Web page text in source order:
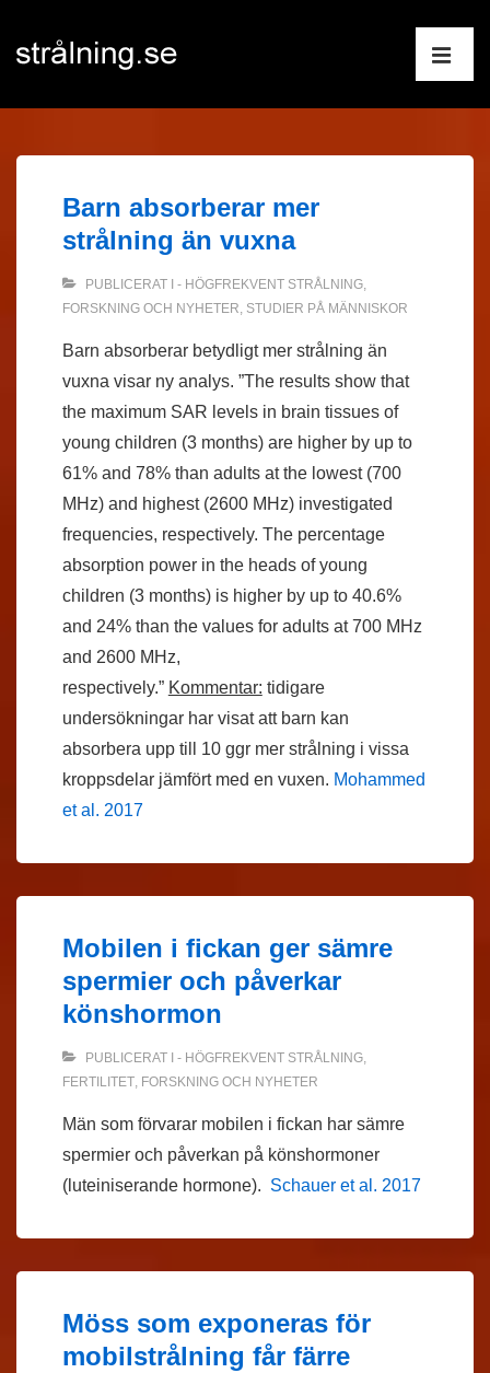
Hoppa
huvudinnehåll
Barn absorberar mer
strålning än vuxna
PUBLICERAT I - HÖGFREKVENT STRÅLNING,
FORSKNING OCH NYHETER, STUDIER PÅ MÄNNISKOR
Barn absorberar betydligt mer strålning än
vuxna visar ny analys. ”The results show that
the maximum SAR levels in brain tissues of
young children (3 months) are higher by up to
61% and 78% than adults at the lowest (700
MHz) and highest (2600 MHz) investigated
frequencies, respectively. The percentage
absorption power in the heads of young
children (3 months) is higher by up to 40.6%
and 24% than the values for adults at 700 MHz
and 2600 MHz,
respectively.” Kommentar: tidigare
undersökningar har visat att barn kan
absorbera upp till 10 ggr mer strålning i vissa
kroppsdelar jämfört med en vuxen. Mohammed
et al. 2017
Mobilen i fickan ger sämre
spermier och påverkar
könshormon
PUBLICERAT I - HÖGFREKVENT STRÅLNING,
FERTILITET, FORSKNING OCH NYHETER
Män som förvarar mobilen i fickan har sämre
spermier och påverkan på könshormoner
(luteiniserande hormone). Schauer et al. 2017
Möss som exponeras för
mobilstrålning får färre